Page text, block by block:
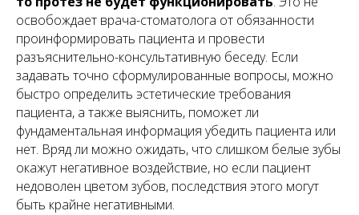
освобождает врача-стоматолога от обязанности
проинформировать пациента и провести
разъяснительно-консультативную беседу. Если
задавать точно сформулированные вопросы, можно
быстро определить эстетические требования
пациента, а также выяснить, поможет ли
фундаментальная информация убедить пациента или
нет. Вряд ли можно ожидать, что слишком белые зубы
окажут негативное воздействие, но если пациент
недоволен цветом зубов, последствия этого могут
быть крайне негативными.